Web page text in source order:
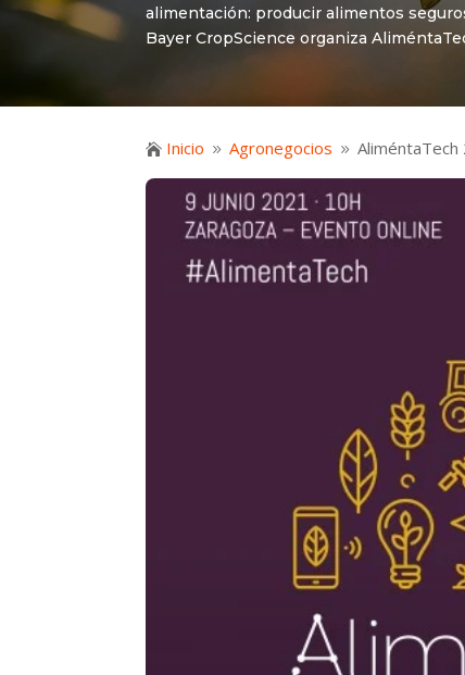
alimentación: producir alimentos
Bayer CropScience organiza
 Inicio 9 Agronegocios 9